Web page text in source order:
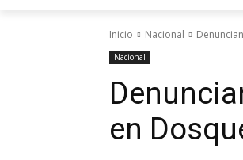
Inicio Nacional
Nacional
en